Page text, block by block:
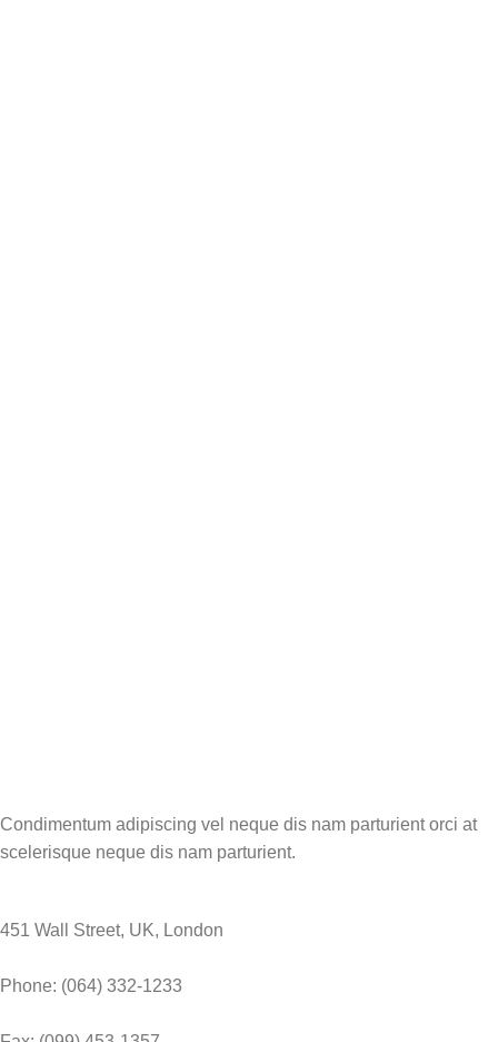
Condimentum adipiscing vel neque dis nam parturient orci at
scelerisque neque dis nam parturient.
451 Wall Street, UK, London
Phone: (064) 332-1233